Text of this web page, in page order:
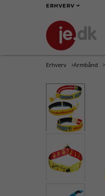
ERHVERV
Erhverv Armbånd